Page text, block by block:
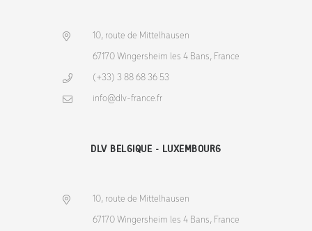
10, route de Mittelhausen
67170 Wingersheim les 4 Bans, France
(+33) 3 88 68 36 53
info@dlv-france.fr
DLV BELGIQUE - LUXEMBOURG
10, route de Mittelhausen
67170 Wingersheim les 4 Bans, France